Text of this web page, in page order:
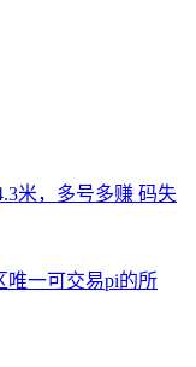
米，多号多赚 码失
唯一可交易pi的所